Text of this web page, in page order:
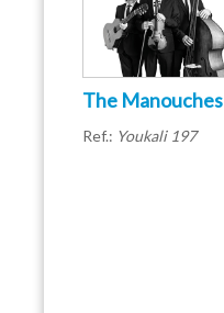
The Manouches
Ref.: Youkali 197